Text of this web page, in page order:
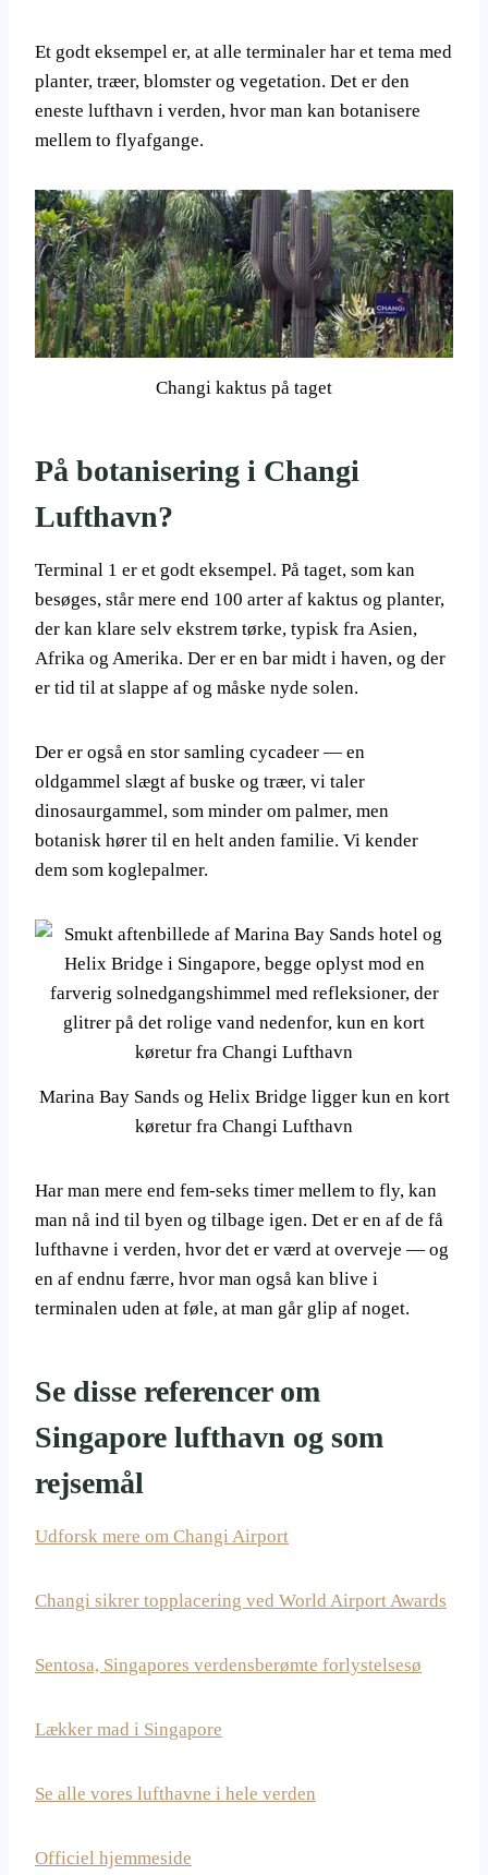
Et godt eksempel er, at alle terminaler har et tema med
planter, træer, blomster og vegetation. Det er den
eneste lufthavn i verden, hvor man kan botanisere
mellem to flyafgange.
Changi kaktus på taget
På botanisering i Changi
Lufthavn?
Terminal 1 er et godt eksempel. På taget, som kan
besøges, står mere end 100 arter af kaktus og planter,
der kan klare selv ekstrem tørke, typisk fra Asien,
Afrika og Amerika. Der er en bar midt i haven, og der
er tid til at slappe af og måske nyde solen.
Der er også en stor samling cycadeer — en
oldgammel slægt af buske og træer, vi taler
dinosaurgammel, som minder om palmer, men
botanisk hører til en helt anden familie. Vi kender
dem som koglepalmer.
Marina Bay Sands og Helix Bridge ligger kun en kort
køretur fra Changi Lufthavn
Har man mere end fem-seks timer mellem to fly, kan
man nå ind til byen og tilbage igen. Det er en af de få
lufthavne i verden, hvor det er værd at overveje — og
en af endnu færre, hvor man også kan blive i
terminalen uden at føle, at man går glip af noget.
Se disse referencer om
Singapore lufthavn og som
rejsemål
Udforsk mere om Changi Airport
Changi sikrer topplacering ved World Airport Awards
Sentosa, Singapores verdensberømte forlystelsesø
Lækker mad i Singapore
Se alle vores lufthavne i hele verden
Officiel hjemmeside